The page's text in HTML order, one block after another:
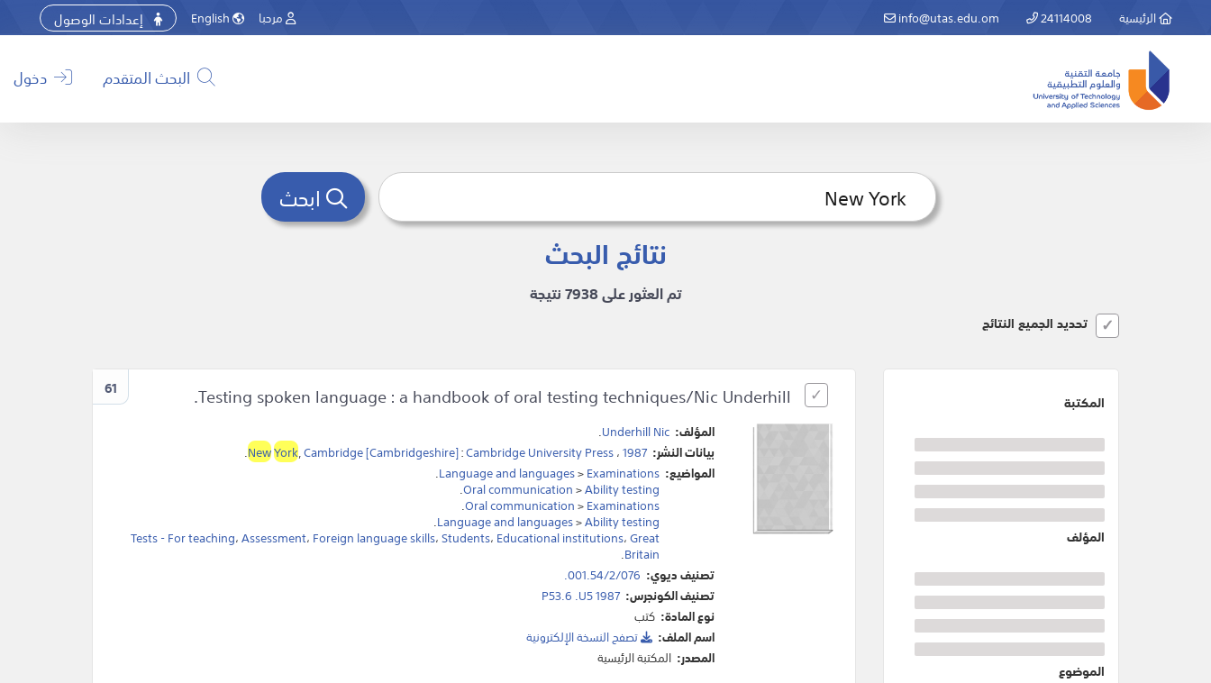
الرئيسية 24114008
info@utas.edu.om إعدادات الوصول مرحبا
البحث المتقدم دخول
نتائج البحث
تم العثور على 7938 نتيجة
تحديد الجميع النتائج
المكتبة
المؤلف
الموضوع
61
المؤلف: Underhill Nic
.
بيانات النشر:
NewYork,Cambridge [Cambridgeshire]:Cambridge University Press،1987
.
المواضيع:
Language and languages>Examinations
.
Oral communication>Ability testing
.
Oral communication>Examinations
.
Language and languages>Ability testing
.
Tests - For teaching،Assessment، Foreign language skills،Students، Educational institutions،Great
Britain
.
تصنيف ديوي: 001.54/2/076.
تصنيف الكونجرس: P53.6 .U5 1987
نوع المادة: كتب
اسم الملف:
تصفح النسخة اﻹلكترونية
المصدر: المكتبة الرئيسية